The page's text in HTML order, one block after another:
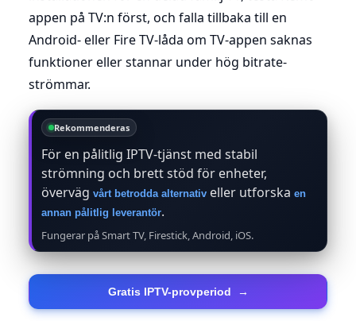
appen på TV:n först, och falla tillbaka till en
Android- eller Fire TV-låda om TV-appen saknas
funktioner eller stannar under hög bitrate-
strömmar.
Rekommenderas
För en pålitlig IPTV-tjänst med stabil
strömning och brett stöd för enheter,
överväg vårt betrodda alternativ eller utforska en
annan pålitlig leverantör.
Fungerar på Smart TV, Firestick, Android, iOS.
Gratis IPTV-provperiod →